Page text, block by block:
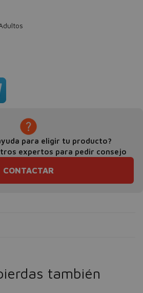
para eligir tu producto?
expertos para pedir consejo
CONTACTAR
también